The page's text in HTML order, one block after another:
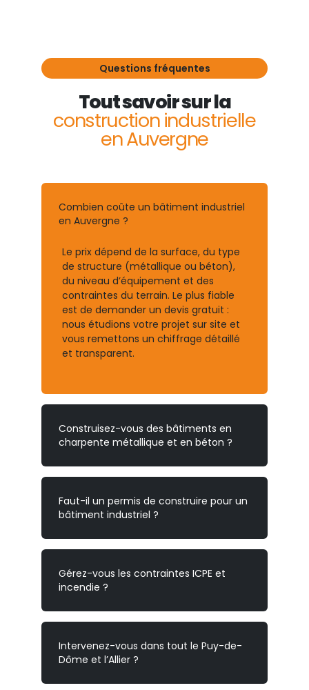
Questions fréquentes
Tout savoir sur la
construction industrielle
en Auvergne
Combien coûte un bâtiment industriel
en Auvergne ?
Le prix dépend de la surface, du type
de structure (métallique ou béton),
du niveau d’équipement et des
contraintes du terrain. Le plus fiable
est de demander un devis gratuit :
nous étudions votre projet sur site et
vous remettons un chiffrage détaillé
et transparent.
Construisez-vous des bâtiments en
charpente métallique et en béton ?
Faut-il un permis de construire pour un
bâtiment industriel ?
Gérez-vous les contraintes ICPE et
incendie ?
Intervenez-vous dans tout le Puy-de-
Dôme et l’Allier ?